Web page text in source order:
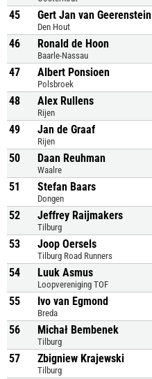
45 Gert Jan van Geerenstein
Den Hout
46 Ronald de Hoon
Baarle-Nassau
47 Albert Ponsioen
Polsbroek
48 Alex Rullens
Rijen
49 Jan de Graaf
Rijen
50 Daan Reuhman
Waalre
51 Stefan Baars
Dongen
52 Jeffrey Raijmakers
Tilburg
53 Joop Oersels
Tilburg Road Runners
54 Luuk Asmus
Loopvereniging TOF
55 Ivo van Egmond
Breda
56 Michał Bembenek
Tilburg
57 Zbigniew Krajewski
Tilburg